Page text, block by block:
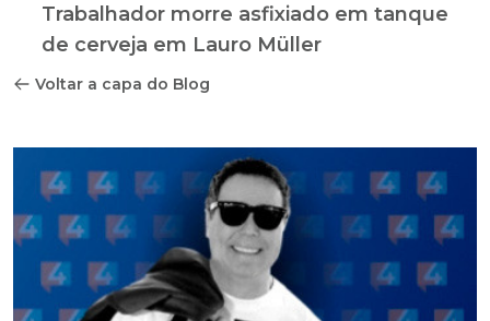
Trabalhador morre asfixiado em tanque
de cerveja em Lauro Müller
Voltar a capa do Blog